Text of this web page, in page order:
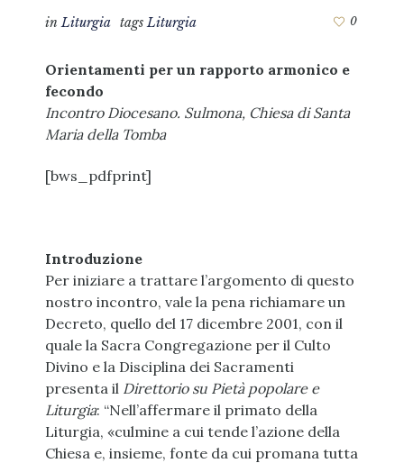
inLiturgia tagsLiturgia 0
Orientamenti per un rapporto armonico e
fecondo
Incontro Diocesano. Sulmona, Chiesa di Santa
Maria della Tomba
[bws_pdfprint]
Introduzione
Per iniziare a trattare l’argomento di questo
nostro incontro, vale la pena richiamare un
Decreto, quello del 17 dicembre 2001, con il
quale la Sacra Congregazione per il Culto
Divino e la Disciplina dei Sacramenti
presenta il Direttorio su Pietà popolare e
Liturgia: “Nell’affermare il primato della
Liturgia, «culmine a cui tende l’azione della
Chiesa e, insieme, fonte da cui promana tutta